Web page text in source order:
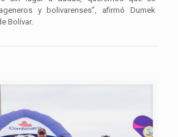
y bolivarenses”, afirmó Dumek
Bolívar.